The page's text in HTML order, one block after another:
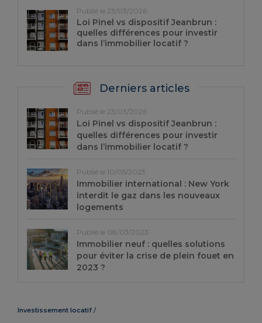
Investissement locatif
Publié le 23/03/2026
Loi Pinel vs dispositif Jeanbrun :
quelles différences pour investir
dans l’immobilier locatif ?
Derniers articles
Publié le 23/03/2026
Loi Pinel vs dispositif Jeanbrun :
quelles différences pour investir
dans l’immobilier locatif ?
Publié le 10/05/2023
Immobilier international : New York
interdit le gaz dans les nouveaux
logements
Publié le 08/03/2023
Immobilier neuf : quelles solutions
pour éviter la crise de plein fouet en
2023 ?